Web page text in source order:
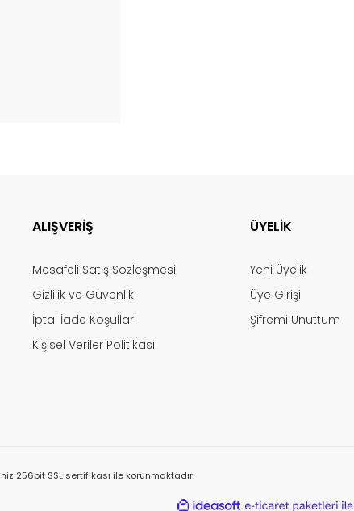
ALIŞVERİŞ
Mesafeli Satış Sözleşmesi
Gizlilik ve Güvenlik
İptal İade Koşullari
Kişisel Veriler Politikası
ÜYELİK
Yeni Üyelik
Üye Girişi
Şifremi Unuttum
256bit SSL sertifikası ile korunmaktadır.
ideasoft e-